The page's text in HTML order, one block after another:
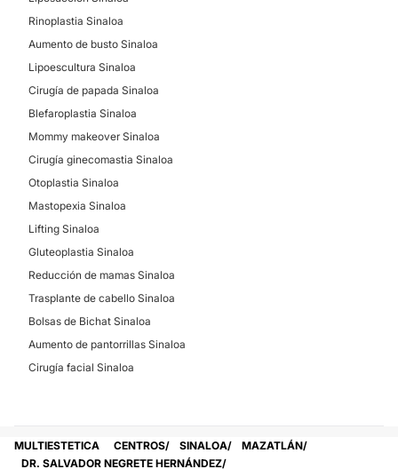
Rinoplastia Sinaloa
Aumento de busto Sinaloa
Lipoescultura Sinaloa
Cirugía de papada Sinaloa
Blefaroplastia Sinaloa
Mommy makeover Sinaloa
Cirugía ginecomastia Sinaloa
Otoplastia Sinaloa
Mastopexia Sinaloa
Lifting Sinaloa
Gluteoplastia Sinaloa
Reducción de mamas Sinaloa
Trasplante de cabello Sinaloa
Bolsas de Bichat Sinaloa
Aumento de pantorrillas Sinaloa
Cirugía facial Sinaloa
MULTIESTETICA CENTROS SINALOA
MAZATLÁN
DR. SALVADOR NEGRETE HERNÁNDEZ